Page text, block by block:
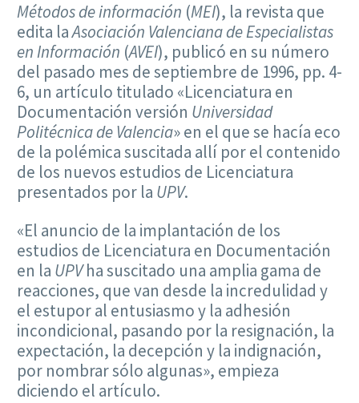
Métodos de información (MEI), la revista que
edita laAsociación Valenciana de Especialistas
en Información (AVEI), publicó en su número
del pasado mes de septiembre de 1996, pp. 4-
6, un artículo titulado «Licenciatura en
Documentación versión Universidad
Politécnica de Valencia» en el que se hacía eco
de la polémica suscitada allí por el contenido
de los nuevos estudios de Licenciatura
presentados por la UPV.
«El anuncio de la implantación de los
estudios de Licenciatura en Documentación
en la UPVha suscitado una amplia gama de
reacciones, que van desde la incredulidad y
el estupor al entusiasmo y la adhesión
incondicional, pasando por la resignación, la
expectación, la decepción y la indignación,
por nombrar sólo algunas», empieza
diciendo el artículo.